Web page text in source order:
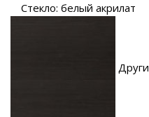
Стекло: белый акрилат